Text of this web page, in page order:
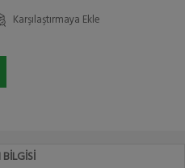
Karşılaştırmaya Ekle